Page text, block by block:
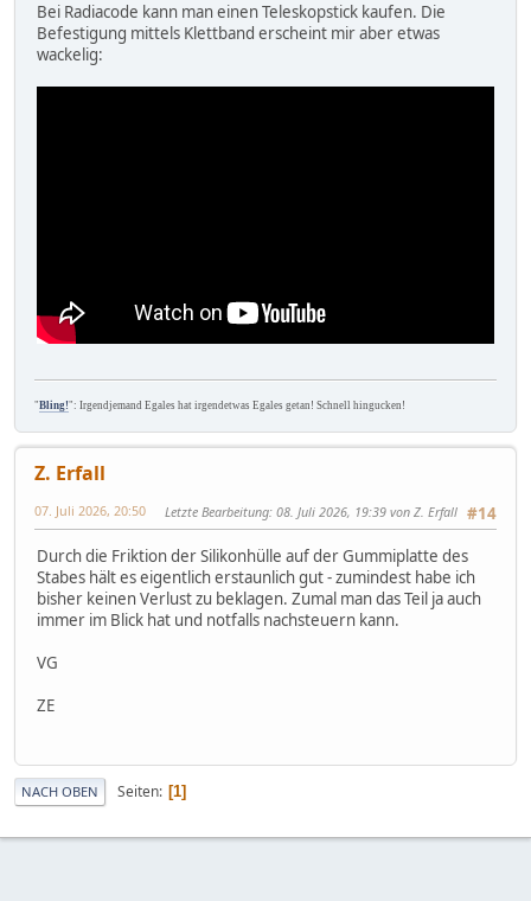
Bei Radiacode kann man einen Teleskopstick kaufen. Die
Befestigung mittels Klettband erscheint mir aber etwas
wackelig:
"Bling!": Irgendjemand Egales hat irgendetwas Egales getan! Schnell hingucken!
Z. Erfall
#14
07. Juli 2026, 20:50 Letzte Bearbeitung: 08. Juli 2026, 19:39 von Z. Erfall
Durch die Friktion der Silikonhülle auf der Gummiplatte des
Stabes hält es eigentlich erstaunlich gut - zumindest habe ich
bisher keinen Verlust zu beklagen. Zumal man das Teil ja auch
immer im Blick hat und notfalls nachsteuern kann.
VG
ZE
NACH OBEN Seiten 1